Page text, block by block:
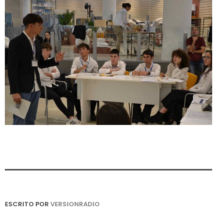
ESCRITO POR VERSIONRADIO